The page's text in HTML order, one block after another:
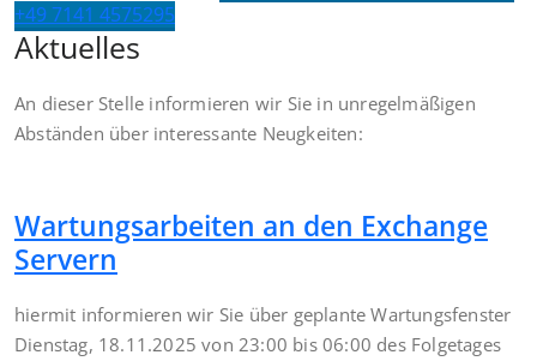
+49 7141 4575295
Aktuelles
An dieser Stelle informieren wir Sie in unregelmäßigen
Abständen über interessante Neugkeiten:
Wartungsarbeiten an den Exchange
Servern
hiermit informieren wir Sie über geplante Wartungsfenster
Dienstag, 18.11.2025 von 23:00 bis 06:00 des Folgetages